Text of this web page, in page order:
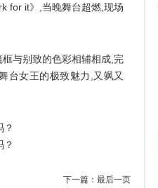
for it》,当晚舞台超燃,现场
与别致的色彩相辅相成,完
台女王的极致魅力,又飒又
下一篇： 最后一页